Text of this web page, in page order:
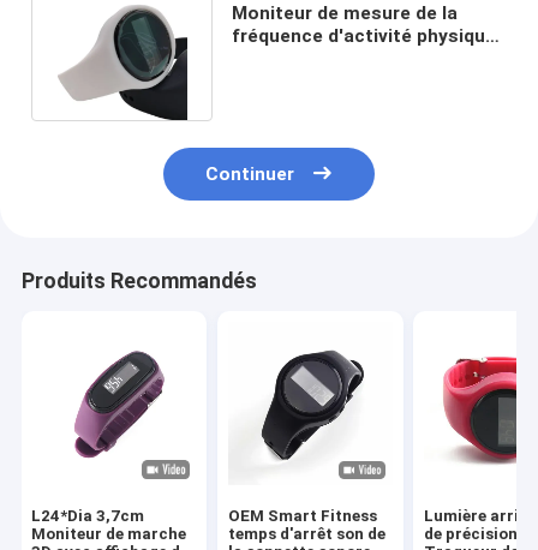
Moniteur de mesure de la
fréquence d'activité physique
Continuer
Produits Recommandés
L24*Dia 3,7cm
Moniteur de marche
OEM Smart Fitness
temps d'arrêt son de
Lumière
de précision